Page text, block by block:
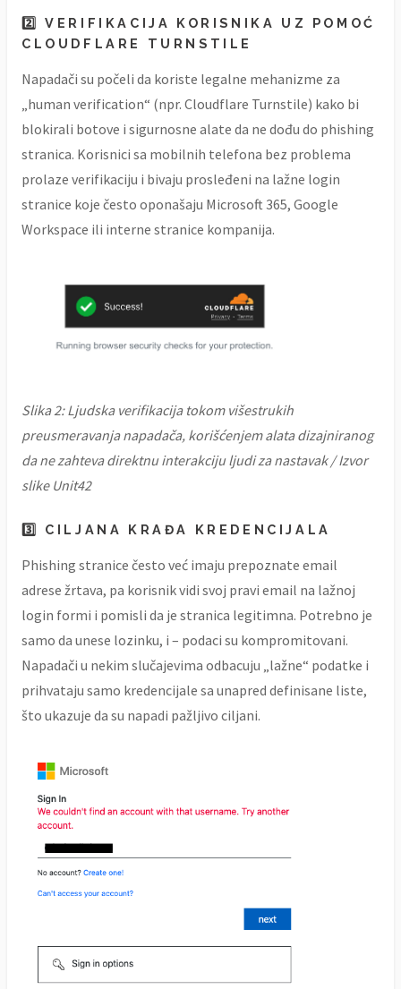
2️⃣ VERIFIKACIJA KORISNIKA UZ POMOĆ
CLOUDFLARE TURNSTILE
Napadači su počeli da koriste legalne mehanizme za
„human verification“ (npr. Cloudflare Turnstile) kako bi
blokirali botove i sigurnosne alate da ne dođu do phishing
stranica. Korisnici sa mobilnih telefona bez problema
prolaze verifikaciju i bivaju prosleđeni na lažne login
stranice koje često oponašaju Microsoft 365, Google
Workspace ili interne stranice kompanija.
Slika 2: Ljudska verifikacija tokom višestrukih
preusmeravanja napadača, korišćenjem alata dizajniranog
da ne zahteva direktnu interakciju ljudi za nastavak / Izvor
slike Unit42
3️⃣ CILJANA KRAĐA KREDENCIJALA
Phishing stranice često već imaju prepoznate email
adrese žrtava, pa korisnik vidi svoj pravi email na lažnoj
login formi i pomisli da je stranica legitimna. Potrebno je
samo da unese lozinku, i – podaci su kompromitovani.
Napadači u nekim slučajevima odbacuju „lažne“ podatke i
prihvataju samo kredencijale sa unapred definisane liste,
što ukazuje da su napadi pažljivo ciljani.